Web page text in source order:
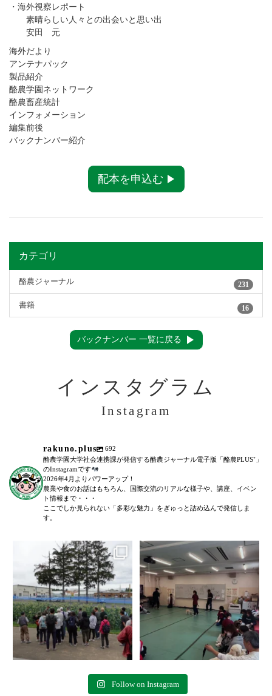
・海外視察レポート
素晴らしい人々との出会いと思い出
安田 元
海外だより
アンテナパック
製品紹介
酪農学園ネットワーク
酪農畜産統計
インフォメーション
編集前後
バックナンバー紹介
配本を申込む
カテゴリ
酪農ジャーナル 231
書籍 16
バックナンバー 一覧に戻る
インスタグラム
Instagram
rakuno.plus
692
酪農学園大学社会連携課が発信する酪農ジャーナル電子版「酪農PLUS⁺」
のInstagramです
2026年4月よりパワーアップ！
農業や食のお話はもちろん、国際交流のリアルな様子や、講座、イベン
ト情報まで・・・
ここでしか見られない「多彩な魅力」をぎゅっと詰め込んで発信しま
す。
＼農場見学講座を開催しました！
／...
103 0
「後期募集開始！」
6月27日(土)に、全5回に渡る犬のし
つけ教室(前期)が終了いたしまし
た。...
78 0
Follow on Instagram